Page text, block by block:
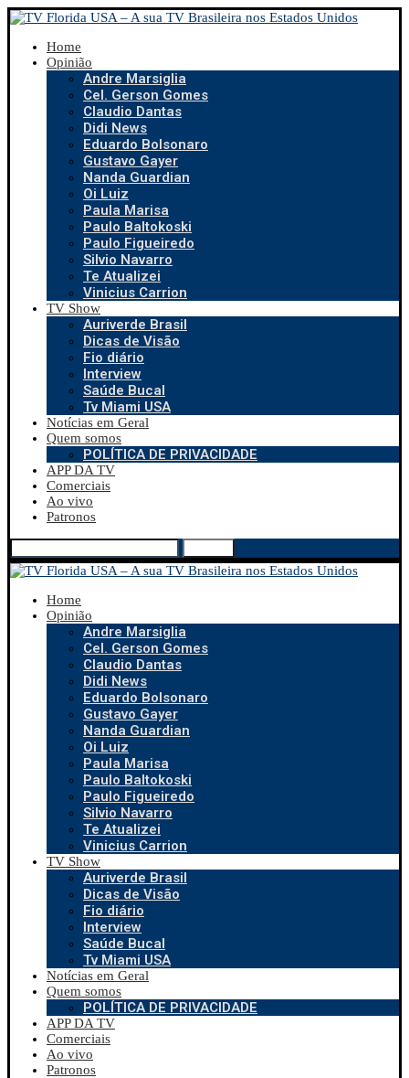
Home
Opinião
Andre Marsiglia
Cel. Gerson Gomes
Claudio Dantas
Didi News
Eduardo Bolsonaro
Gustavo Gayer
Nanda Guardian
Oi Luiz
Paula Marisa
Paulo Baltokoski
Paulo Figueiredo
Silvio Navarro
Te Atualizei
Vinicius Carrion
TV Show
Auriverde Brasil
Dicas de Visão
Fio diário
Interview
Saúde Bucal
Tv Miami USA
Notícias em Geral
Quem somos
POLÍTICA DE PRIVACIDADE
APP DA TV
Comerciais
Ao vivo
Patronos
Home
Opinião
Andre Marsiglia
Cel. Gerson Gomes
Claudio Dantas
Didi News
Eduardo Bolsonaro
Gustavo Gayer
Nanda Guardian
Oi Luiz
Paula Marisa
Paulo Baltokoski
Paulo Figueiredo
Silvio Navarro
Te Atualizei
Vinicius Carrion
TV Show
Auriverde Brasil
Dicas de Visão
Fio diário
Interview
Saúde Bucal
Tv Miami USA
Notícias em Geral
Quem somos
POLÍTICA DE PRIVACIDADE
APP DA TV
Comerciais
Ao vivo
Patronos